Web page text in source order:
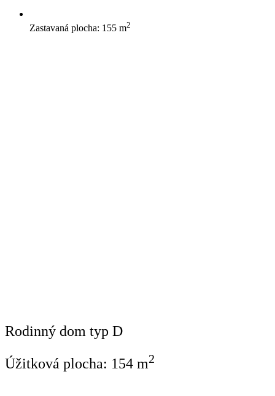
Zastavaná plocha: 155 m2
Rodinný dom typ D
Úžitková plocha: 154 m2